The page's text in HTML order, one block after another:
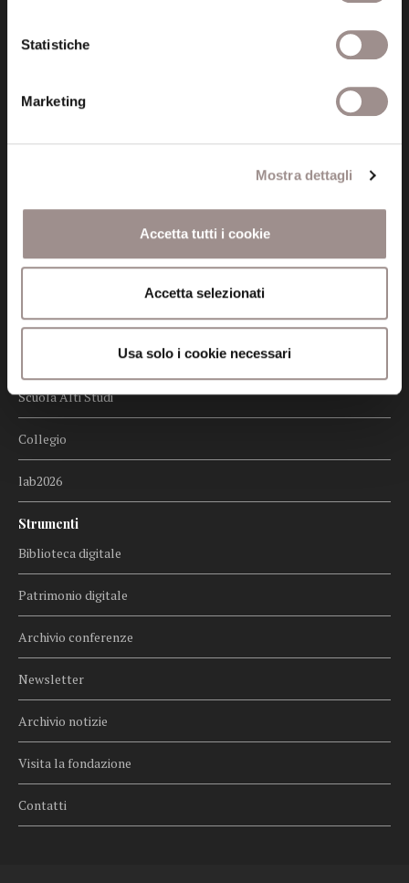
Statistiche
Marketing
Mostra dettagli
Accetta tutti i cookie
Accetta selezionati
Usa solo i cookie necessari
Biblioteca
Centro Culturale
Centro Studi Religiosi
Scuola Alti Studi
Collegio
lab2026
Strumenti
Biblioteca digitale
Patrimonio digitale
Archivio conferenze
Newsletter
Archivio notizie
Visita la fondazione
Contatti